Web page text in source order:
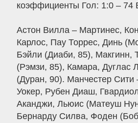
коэффициенты Гол: 1:0 – 74
Астон Вилла – Мартинес,
Карлос, Пау Торрес, Динь
Бэйли (Диаби, 85), Макгинн,
(Рэмзи, 85), Камара, Дуглас
(Дуран, 90). Манчестер Сити
Уокер, Рубен Диаш,
Аканджи, Льюис (Матеуш
Бернарду Силва, Фоден